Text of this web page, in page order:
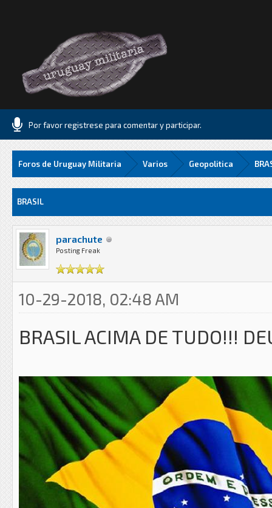
Por favor registrese para comentar y participar.
Foros de Uruguay Militaria Varios Geopolitica
BRASIL
parachute
Posting Freak
10-29-2018, 02:48 AM
BRASIL ACIMA DE TUDO!!!